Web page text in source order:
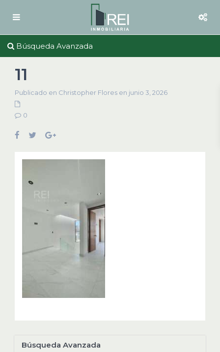
Búsqueda Avanzada
11
Publicado en Christopher Flores en junio 3, 2026
0
Búsqueda Avanzada